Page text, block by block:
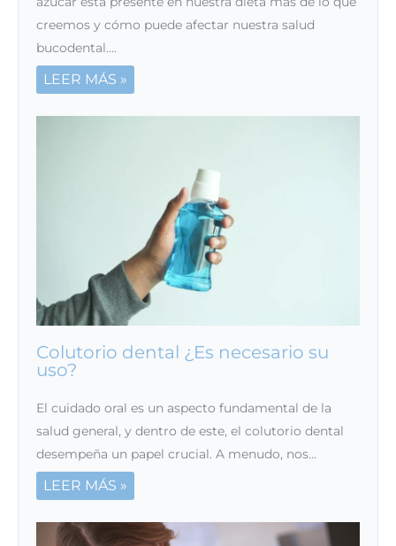
creemos y cómo puede afectar nuestra salud
bucodental.…
LEER MÁS »
Colutorio dental ¿Es necesario su
uso?
El cuidado oral es un aspecto fundamental de la
salud general, y dentro de este, el colutorio dental
desempeña un papel crucial. A menudo, nos…
LEER MÁS »